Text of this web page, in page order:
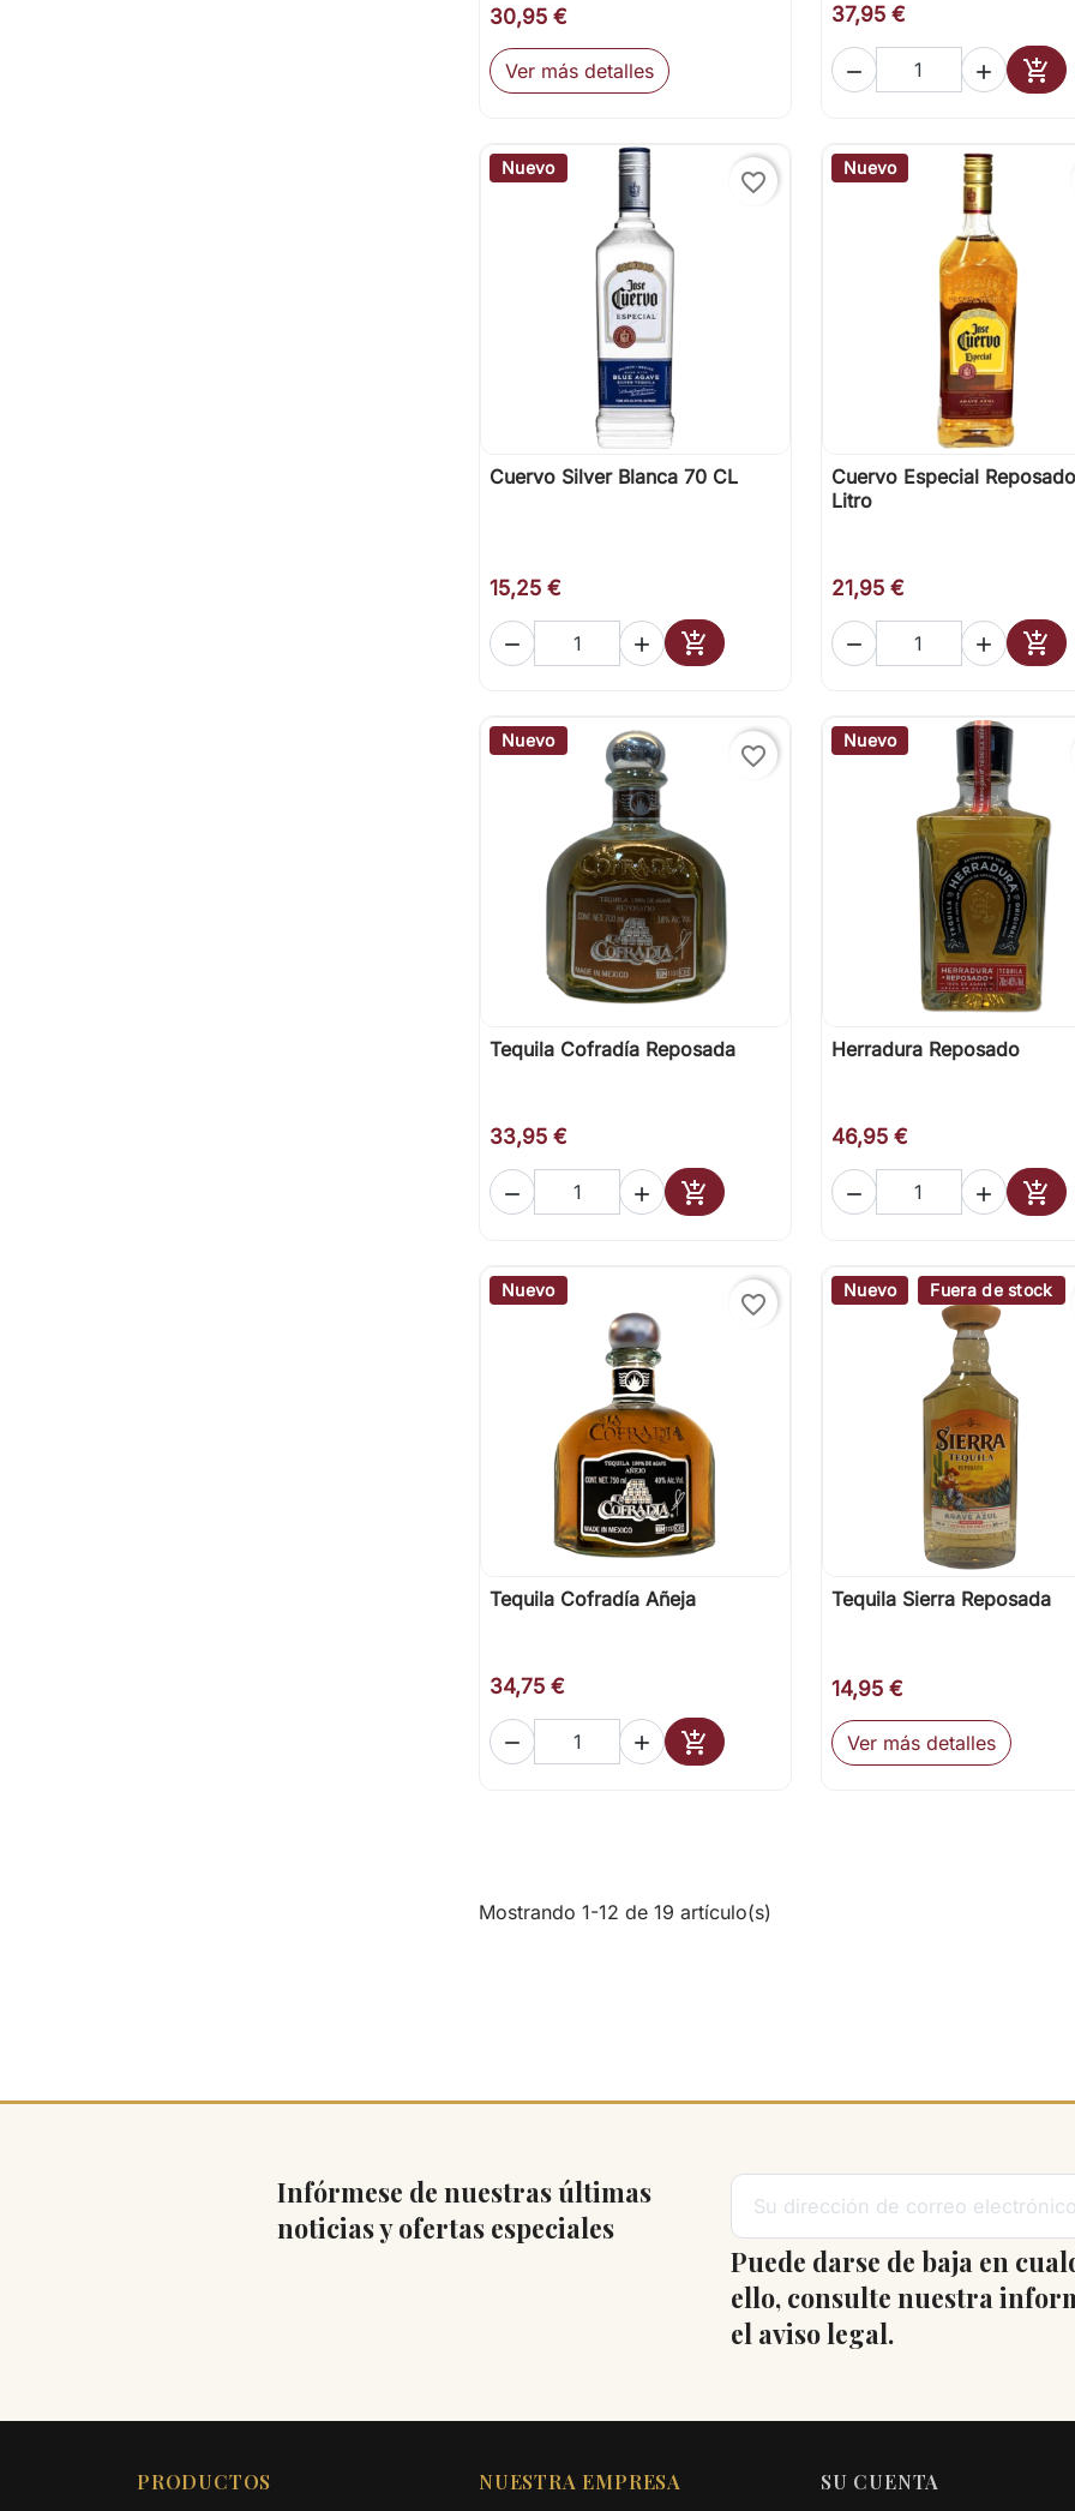
30,95 €
Ver más detalles
37,95 €
  
Nuevo
favorite_border
 Vista rápida
Cuervo Silver Blanca 70 CL
15,25 €
  
Añadir al carrito
Nuevo
 Vista rápida
Cuervo Especial
Litro
21,95 €
  
Nuevo
favorite_border
 Vista rápida
Tequila Cofradía Reposada
33,95 €
  
Añadir al carrito
Nuevo
 Vista rápida
Herradura Reposado
46,95 €
  
Nuevo
favorite_border
 Vista rápida
Tequila Cofradía Añeja
34,75 €
  
Añadir al carrito
Nuevo Fuera de stock
 Vista rápida
Tequila Sierra Reposada
14,95 €
Ver más detalles
Mostrando 1-12 de 19 artículo(s)
Infórmese de nuestras últimas
noticias y ofertas especiales
Puede darse de baja en
ello, consulte nuestra
el aviso legal.
PRODUCTOS NUESTRA EMPRESA SU CUENTA